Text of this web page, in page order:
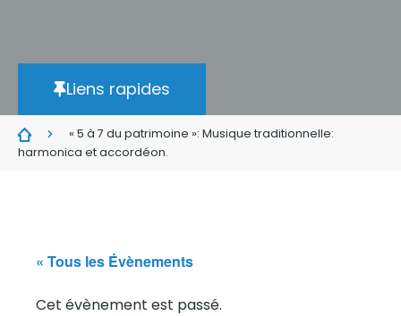
Liens rapides
« 5 à 7 du patrimoine »: Musique traditionnelle:
harmonica et accordéon.
« Tous les Évènements
Cet évènement est passé.